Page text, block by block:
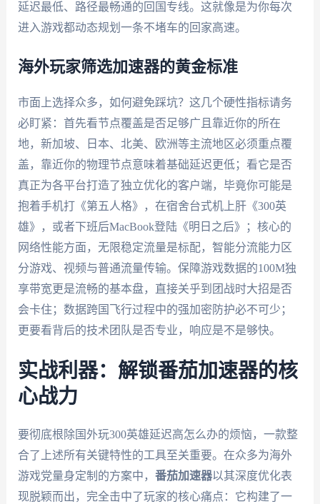
延迟最低、路径最畅通的回国专线。这就像是为你每次
进入游戏都动态规划一条不堵车的回家高速。
海外玩家筛选加速器的黄金标准
市面上选择众多，如何避免踩坑？这几个硬性指标请务
必盯紧：首先看节点覆盖是否足够广且靠近你的所在
地，新加坡、日本、北美、欧洲等主流地区必须重点覆
盖，靠近你的物理节点意味着基础延迟更低；看它是否
真正为各平台打造了独立优化的客户端，毕竟你可能是
抱着手机打《第五人格》，在宿舍台式机上肝《300英
雄》，或者下班后MacBook登陆《明日之后》；核心的
网络性能方面，无限稳定流量是标配，智能分流能力区
分游戏、视频与普通流量传输。保障游戏数据的100M独
享带宽更是流畅的基本盘，直接关乎到团战时大招是否
会卡住；数据跨国飞行过程中的强加密防护必不可少；
更要看背后的技术团队是否专业，响应是不是够快。
实战利器：解锁番茄加速器的核
心战力
要彻底根除国外玩300英雄延迟高怎么办的烦恼，一款整
合了上述所有关键特性的工具至关重要。在众多为海外
游戏党量身定制的方案中， 番茄加速器以其深度优化表
现脱颖而出，完全击中了玩家的核心痛点：它构建了一